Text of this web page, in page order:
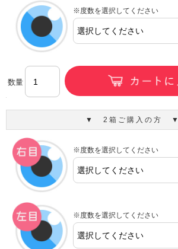
※度数を選択してください
数量
▼ 2箱ご購入の方 ▼
※度数を選択してください
※度数を選択してください